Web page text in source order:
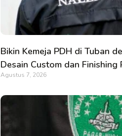
Bikin Kemeja PDH di Tuban
Desain Custom dan Finishing
Agustus 7, 2026